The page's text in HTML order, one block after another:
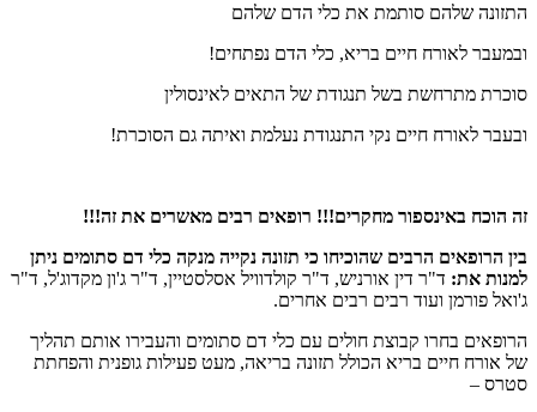
התזונה שלהם סותמת את כלי הדם שלהם
ובמעבר לאורח חיים בריא, כלי הדם נפתחים!
סוכרת מתרחשת בשל תנגודת של התאים לאינסולין
ובעבר לאורח חיים נקי התנגודת נעלמת ואיתה גם הסוכרת!
זה הוכח באינספור מחקרים!!! רופאים רבים מאשרים את זה!!!
בין הרופאים הרבים שהוכיחו כי תזונה נקייה מנקה כלי דם סתומים ניתן
למנות את: ד"ר דין אורניש, ד"ר קולדוויל אסלסטיין, ד"ר ג'ון מקדוג'ל, ד"ר
ג'ואל פורמן ועוד רבים רבים אחרים.
הרופאים בחרו קבוצת חולים עם כלי דם סתומים והעבירו אותם תהליך
של אורח חיים בריא הכולל תזונה בריאה, מעט פעילות גופנית והפחתת
סטרס –